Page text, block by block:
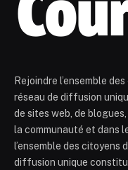
Rejoindre l’ensemble
réseau de diffusion
de sites web, de
la communauté et dans
l’ensemble des citoyens
diffusion unique